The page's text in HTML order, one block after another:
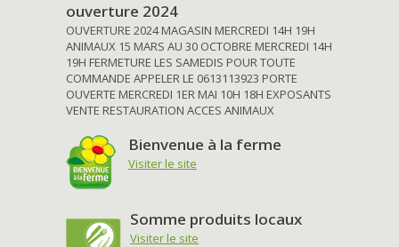
ouverture 2024
OUVERTURE 2024 MAGASIN MERCREDI 14H 19H
ANIMAUX 15 MARS AU 30 OCTOBRE MERCREDI 14H
19H FERMETURE LES SAMEDIS POUR TOUTE
COMMANDE APPELER LE 0613113923 PORTE
OUVERTE MERCREDI 1ER MAI 10H 18H EXPOSANTS
VENTE RESTAURATION ACCES ANIMAUX
Bienvenue à la ferme
Visiter le site
Somme produits locaux
Visiter le site